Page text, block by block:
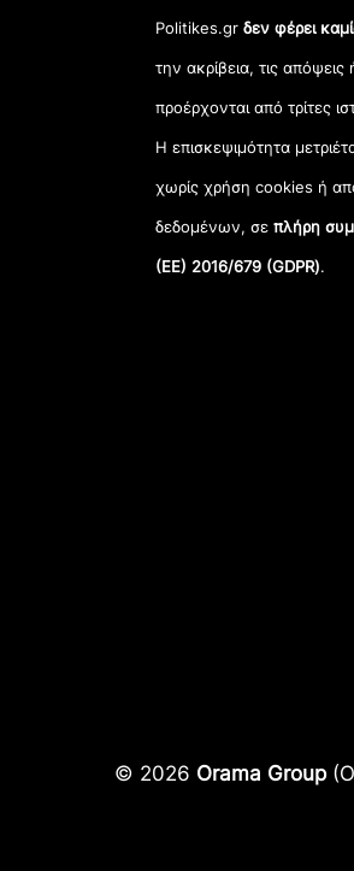
Politikes.grδεν φέρει
την ακρίβεια, τις
προέρχονται από τρίτες
Η επισκεψιμότητα
χωρίς χρήση cookies ή
δεδομένων, σεπλήρη
(ΕΕ) 2016/679 (GDPR).
© 2026 Orama Group